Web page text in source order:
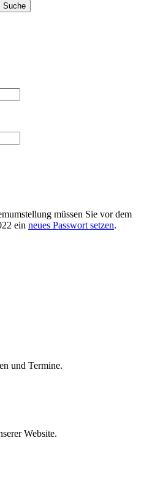
Suche
müssen Sie vor dem
ein neues Passwort setzen.
und Termine.
Website.